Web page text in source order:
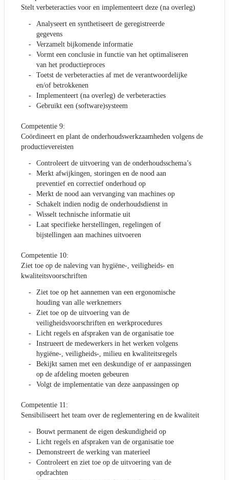
Stelt verbeteracties voor en implementeert deze (na overleg)
Analyseert en synthetiseert de geregistreerde
gegevens
Verzamelt bijkomende informatie
Vormt een conclusie in functie van het optimaliseren
van het productieproces
Toetst de verbeteracties af met de verantwoordelijke
en/of betrokkenen
Implementeert (na overleg) de verbeteracties
Gebruikt een (software)systeem
Competentie 9:
Coördineert en plant de onderhoudswerkzaamheden volgens de
productievereisten
Controleert de uitvoering van de onderhoudsschema’s
Merkt afwijkingen, storingen en de nood aan
preventief en correctief onderhoud op
Merkt de nood aan vervanging van machines op
Schakelt indien nodig de onderhoudsdienst in
Wisselt technische informatie uit
Laat specifieke herstellingen, regelingen of
bijstellingen aan machines uitvoeren
Competentie 10:
Ziet toe op de naleving van hygiëne-, veiligheids- en
kwaliteitsvoorschriften
Ziet toe op het aannemen van een ergonomische
houding van alle werknemers
Ziet toe op de uitvoering van de
veiligheidsvoorschriften en werkprocedures
Licht regels en afspraken van de organisatie toe
Instrueert de medewerkers in het werken volgens
hygiëne-, veiligheids-, milieu en kwaliteitsregels
Bekijkt samen met een deskundige of er aanpassingen
op de afdeling moeten gebeuren
Volgt de implementatie van deze aanpassingen op
Competentie 11:
Sensibiliseert het team over de reglementering en de kwaliteit
Bouwt permanent de eigen deskundigheid op
Licht regels en afspraken van de organisatie toe
Demonstreert de werking van materieel
Controleert en ziet toe op de uitvoering van de
opdrachten